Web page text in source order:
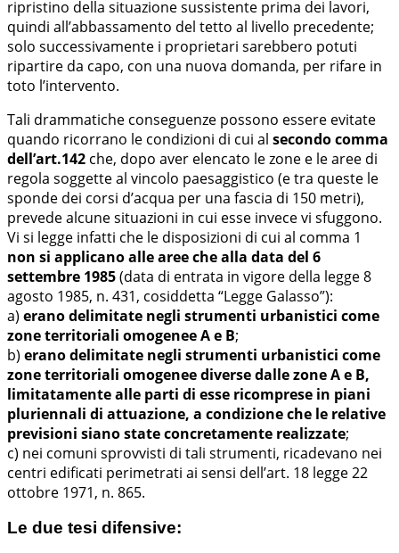
ripristino della situazione sussistente prima dei lavori,
quindi all’abbassamento del tetto al livello precedente;
solo successivamente i proprietari sarebbero potuti
ripartire da capo, con una nuova domanda, per rifare in
toto l’intervento.
Tali drammatiche conseguenze possono essere evitate
quando ricorrano le condizioni di cui al secondo comma
dell’art.142 che, dopo aver elencato le zone e le aree di
regola soggette al vincolo paesaggistico (e tra queste le
sponde dei corsi d’acqua per una fascia di 150 metri),
prevede alcune situazioni in cui esse invece vi sfuggono.
Vi si legge infatti che le disposizioni di cui al comma 1
non si applicano alle aree che alla data del 6
settembre 1985(data di entrata in vigore della legge 8
agosto 1985, n. 431, cosiddetta “Legge Galasso”):
a) erano delimitate negli strumenti urbanistici come
zone territoriali omogenee A e B;
b) erano delimitate negli strumenti urbanistici come
zone territoriali omogenee diverse dalle zone A e B,
limitatamente alle parti di esse ricomprese in piani
pluriennali di attuazione, a condizione che le relative
previsioni siano state concretamente realizzate;
c) nei comuni sprovvisti di tali strumenti, ricadevano nei
centri edificati perimetrati ai sensi dell’art. 18 legge 22
ottobre 1971, n. 865.
Le due tesi difensive: